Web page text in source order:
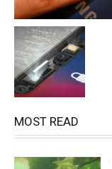
MOST READ